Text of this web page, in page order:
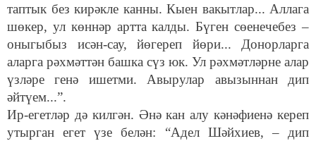
таптык без кирәкле канны. Кыен вакытлар... Аллага
шөкер, ул көннәр артта калды. Бүген сөенечебез –
оныгыбыз исән-сау, йөгереп йөри... Донорларга
аларга рәхмәттән башка сүз юк. Ул рәхмәтләрне алар
үзләре генә ишетми. Авырулар авызыннан дип
әйтүем...”.
Ир-егетләр дә килгән. Әнә кан алу кәнәфиенә кереп
утырган егет үзе белән: “Адел Шәйхиев, – дип